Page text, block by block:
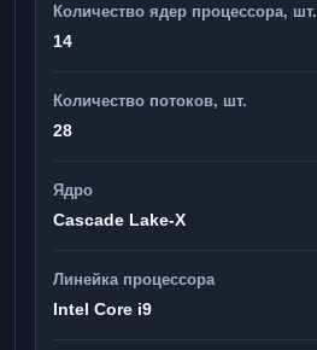
Количество ядер процессора, шт.
14
Количество потоков, шт.
28
Ядро
Cascade Lake-X
Линейка процессора
Intel Core i9